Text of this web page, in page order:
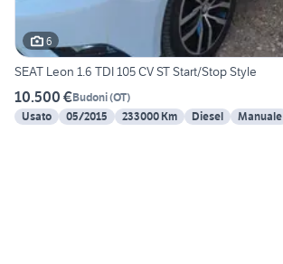
6
SEAT Leon 1.6 TDI 105 CV ST Start/Stop Style
10.500 €Budoni(OT)
Usato
05/2015 233000 Km Diesel Manuale